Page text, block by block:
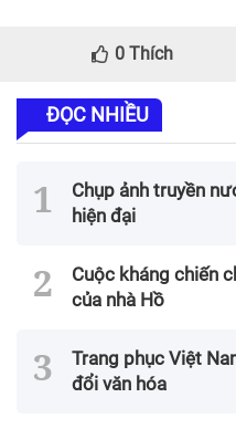
0 Thích
ĐỌC NHIỀU
Chụp ảnh truyền
hiện đại
Cuộc kháng chiến
của nhà Hồ
Trang phục Việt
đổi văn hóa